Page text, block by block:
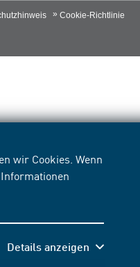
wir Cookies. Wenn
Details anzeigen
Cookie-Richtlinie